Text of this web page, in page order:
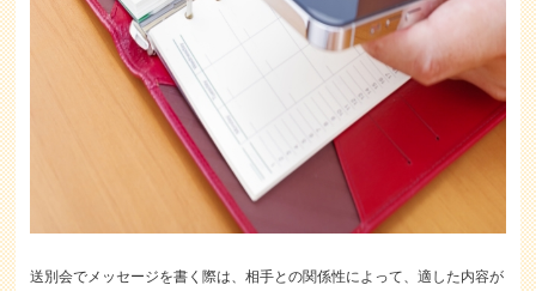
送別会でメッセージを書く際は、相手との関係性によって、適した内容が